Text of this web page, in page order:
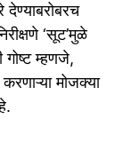
देण्याबरोबरच
‘सूट’मुळे
म्हणजे,
मोजक्या